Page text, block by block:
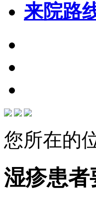
来院路
您所在的
湿疹患者